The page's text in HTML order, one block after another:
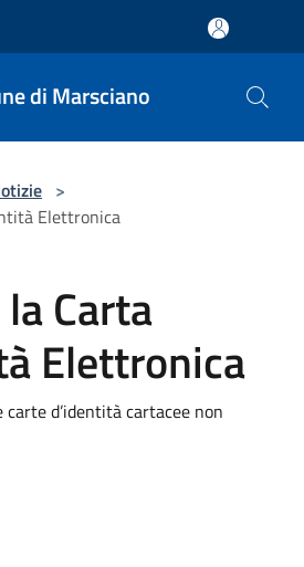
di Marsciano
>
Elettronica
Carta
Elettronica
d’identità cartacee non